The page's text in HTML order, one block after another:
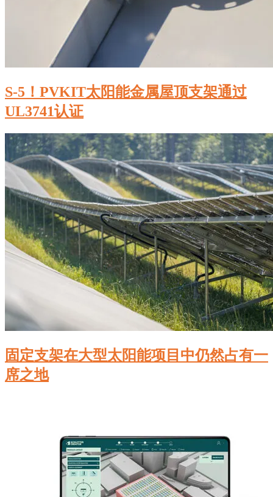
S-5！PVKIT太阳能金属屋顶支架通过
UL3741认证
固定支架在大型太阳能项目中仍然占有一
席之地